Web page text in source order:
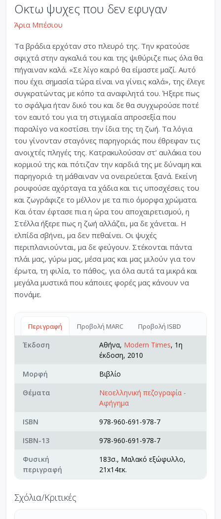
Οκτω ψυχες που δεν εφυγαν
Άρια Μπέσιου
Τα βράδια ερχόταν στο πλευρό της. Την κρατούσε
σφιχτά στην αγκαλιά του και της ψιθύριζε πως όλα θα
πήγαιναν καλά. «Σε λίγο καιρό θα είμαστε μαζί. Αυτό
που έχει σημασία τώρα είναι να γίνεις καλά», της έλεγε
συγκρατώντας με κόπο τα αναφιλητά του. Ήξερε πως
το σφάλμα ήταν δικό του και δε θα συγχωρούσε ποτέ
τον εαυτό του για τη στιγμιαία απροσεξία που
παραλίγο να κοστίσει την ίδια της τη ζωή. Τα λόγια
του γίνονταν σταγόνες παρηγοριάς που έθρεφαν τις
ανοιχτές πληγές της. Κατρακυλούσαν στ’ αυλάκια του
κορμιού της και πότιζαν την καρδιά της με δύναμη και
παρηγοριά· τη μάθαιναν να ονειρεύεται ξανά. Εκείνη
ρουφούσε αχόρταγα τα χάδια και τις υποσχέσεις του
και ζωγράφιζε το μέλλον με τα πιο όμορφα χρώματα.
Και όταν έφτασε πια η ώρα του αποχαιρετισμού, η
Στέλλα ήξερε πως η ζωή αλλάζει, μα δε χάνεται. Η
ελπίδα σβήνει, μα δεν πεθαίνει. Οι ψυχές
περιπλανιούνται, μα δε φεύγουν. Στέκονται πάντα
πλάι μας, γύρω μας, μέσα μας και μας μιλούν για τον
έρωτα, τη φιλία, το πάθος, για όλα αυτά τα μικρά και
μεγάλα μυστικά που κάποιες φορές μας κάνουν να
πονάμε.
Περιγραφή Προβολή MARC Προβολή ISBD
Έκδοση Αθήνα, Modern Times, 1η
έκδοση, 2010
Μορφή
Βιβλίο
Θέματα
Νεοελληνική πεζογραφία -
Αφήγημα
ISBN
978-960-691-978-7
ISBN-13
978-960-691-978-7
Φυσική
περιγραφή
183σ., Μαλακό εξώφυλλο,
21x14εκ.
Σχόλια/Κριτικές